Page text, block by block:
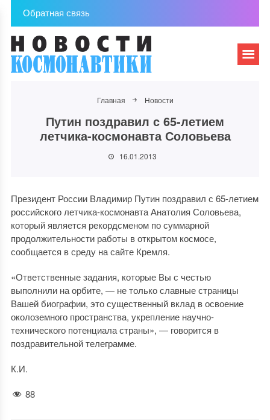
Обратная связь
Главная Новости
Путин поздравил с 65-летием
летчика-космонавта Соловьева
16.01.2013
Президент России Владимир Путин поздравил с 65-летием
российского летчика-космонавта Анатолия Соловьева,
который является рекордсменом по суммарной
продолжительности работы в открытом космосе,
сообщается в среду на сайте Кремля.
«Ответственные задания, которые Вы с честью
выполнили на орбите, — не только славные страницы
Вашей биографии, это существенный вклад в освоение
околоземного пространства, укрепление научно-
технического потенциала страны», — говорится в
поздравительной телеграмме.
К.И.
88